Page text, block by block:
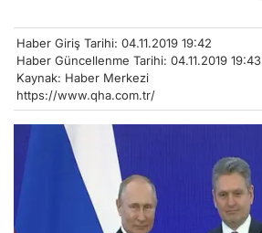
Haber Giriş Tarihi: 04.11.2019 19:42
Haber Güncellenme Tarihi: 04.11.2019 19:43
Kaynak: Haber Merkezi
https://www.qha.com.tr/